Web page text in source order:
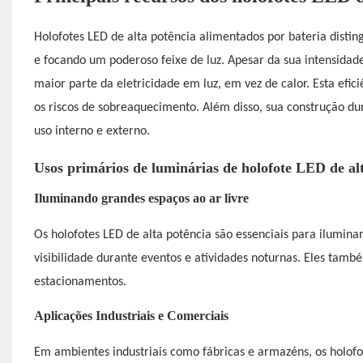
Holofotes LED de alta potência alimentados por bateria
e focando um poderoso feixe de luz. Apesar da sua
maior parte da eletricidade em luz, em vez de calor. Esta
os riscos de sobreaquecimento. Além disso, sua construção
uso interno e externo.
Usos primários de luminárias de holofote LED de
Iluminando grandes espaços ao ar livre
Os holofotes LED de alta potência são essenciais para
visibilidade durante eventos e atividades noturnas. Eles
estacionamentos.
Aplicações Industriais e Comerciais
Em ambientes industriais como fábricas e armazéns, os